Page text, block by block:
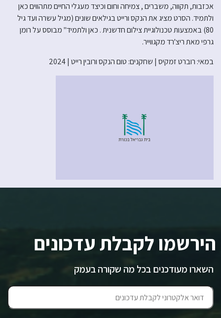
אכזבות, תקווה, משברים , צמיחה וחום וכיצד מעגלי החיים מתהווים כאן
ולתמיד. הסרט מציג את הנקס ורייט בגילאים שונים (מגיל עשרה ועד גיל
80) באמצעות טכנולוגיית צילום חדשנית . כאן ולתמיד" מבוסס על רומן
גרפי מאת ריצ'רד מקגווייר.
במאי: רוברט זמקיס | שחקנים: טום הנקס ורובין רייט | 2024
הירשמו לקבלת עדכונים
השארו מעודכנים בכל מה שקורה בעמק